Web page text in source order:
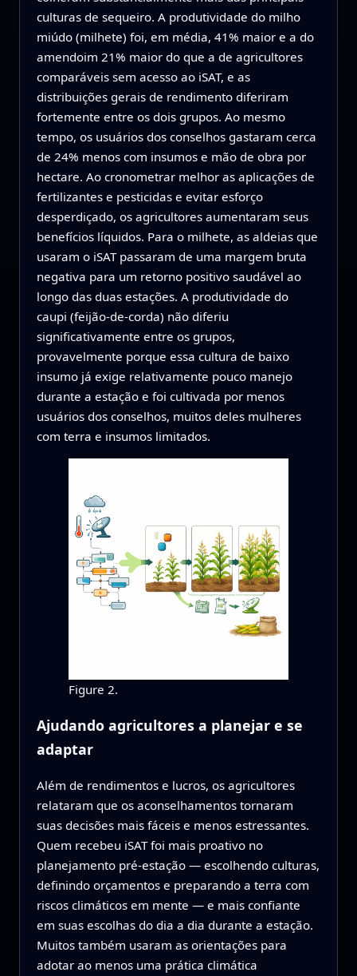
culturas de sequeiro. A produtividade do milho
miúdo (milhete) foi, em média, 41% maior e a do
amendoim 21% maior do que a de agricultores
comparáveis sem acesso ao iSAT, e as
distribuições gerais de rendimento diferiram
fortemente entre os dois grupos. Ao mesmo
tempo, os usuários dos conselhos gastaram cerca
de 24% menos com insumos e mão de obra por
hectare. Ao cronometrar melhor as aplicações de
fertilizantes e pesticidas e evitar esforço
desperdiçado, os agricultores aumentaram seus
benefícios líquidos. Para o milhete, as aldeias que
usaram o iSAT passaram de uma margem bruta
negativa para um retorno positivo saudável ao
longo das duas estações. A produtividade do
caupi (feijão-de-corda) não diferiu
significativamente entre os grupos,
provavelmente porque essa cultura de baixo
insumo já exige relativamente pouco manejo
durante a estação e foi cultivada por menos
usuários dos conselhos, muitos deles mulheres
com terra e insumos limitados.
Figure 2.
Ajudando agricultores a planejar e se
adaptar
Além de rendimentos e lucros, os agricultores
relataram que os aconselhamentos tornaram
suas decisões mais fáceis e menos estressantes.
Quem recebeu iSAT foi mais proativo no
planejamento pré-estação — escolhendo culturas,
definindo orçamentos e preparando a terra com
riscos climáticos em mente — e mais confiante
em suas escolhas do dia a dia durante a estação.
Muitos também usaram as orientações para
adotar ao menos uma prática climática